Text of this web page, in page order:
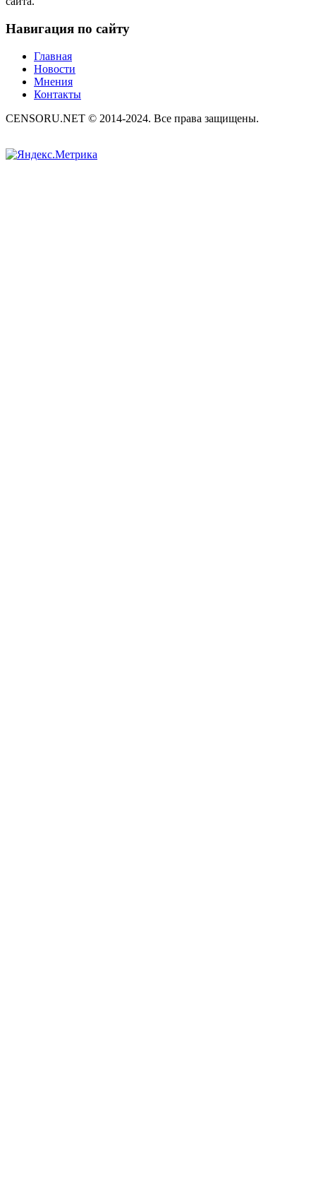
Навигация по сайту
Главная
Новости
Мнения
Контакты
CENSORU.NET © 2014-2024. Все права защищены.